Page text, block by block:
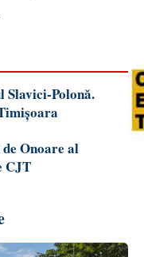
Polonă.
Onoare al
CJT